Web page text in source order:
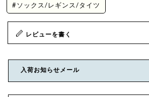
#ソックス/レギンス/タイツ
レビューを書く
入荷お知らせメール